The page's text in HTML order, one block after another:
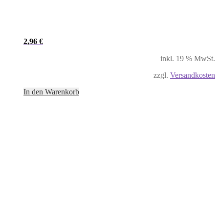
2,96 €
inkl. 19 % MwSt.
zzgl. Versandkosten
In den Warenkorb